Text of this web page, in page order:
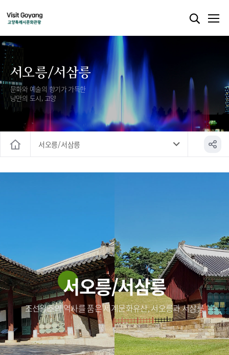
서오릉/서삼릉
문화와 예술의 향기가 가득한
낭만의 도시, 고양
서오릉/서삼릉
서오릉/서삼릉
조선왕조의 역사를 품은 세계문화유산, 서오릉과 서삼릉